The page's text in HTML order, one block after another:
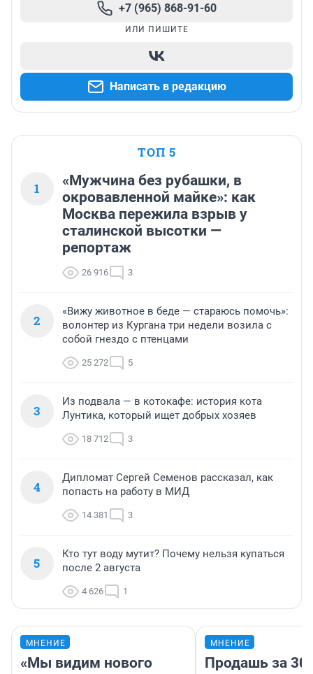
+7 (965) 868-91-60
ИЛИ ПИШИТЕ
Написать в редакцию
ТОП 5
1
«Мужчина без рубашки, в
окровавленной майке»: как
Москва пережила взрыв у
сталинской высотки —
репортаж
26 916 3
2
«Вижу животное в беде — стараюсь помочь»:
волонтер из Кургана три недели возила с
собой гнездо с птенцами
25 272 5
3
Из подвала — в котокафе: история кота
Лунтика, который ищет добрых хозяев
18 712 3
4
Дипломат Сергей Семенов рассказал, как
попасть на работу в МИД
14 381 3
5
Кто тут воду мутит? Почему нельзя купаться
после 2 августа
4 626 1
МНЕНИЕ
«Мы видим нового
МНЕНИЕ
Продашь за